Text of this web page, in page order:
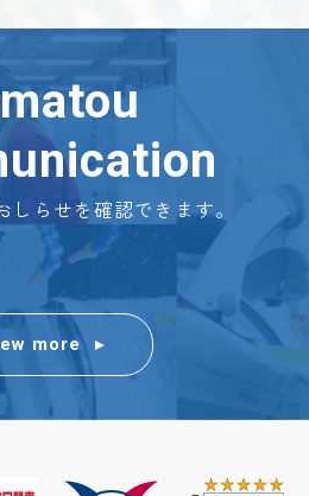
しらせを確認できます。
more